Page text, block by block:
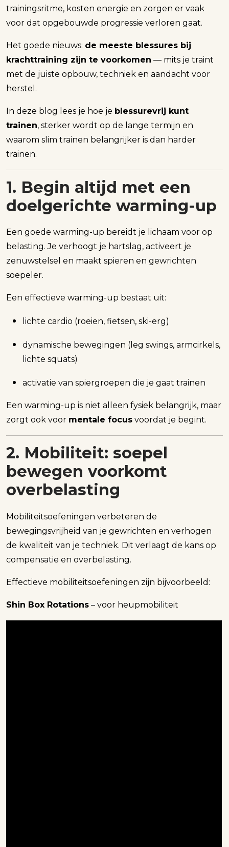
trainingsritme, kosten energie en zorgen er vaak
voor dat opgebouwde progressie verloren gaat.
Het goede nieuws: de meeste blessures bij
krachttraining zijn te voorkomen — mits je traint
met de juiste opbouw, techniek en aandacht voor
herstel.
In deze blog lees je hoe je blessurevrij kunt
trainen, sterker wordt op de lange termijn en
waarom slim trainen belangrijker is dan harder
trainen.
1. Begin altijd met een
doelgerichte warming-up
Een goede warming-up bereidt je lichaam voor op
belasting. Je verhoogt je hartslag, activeert je
zenuwstelsel en maakt spieren en gewrichten
soepeler.
Een effectieve warming-up bestaat uit:
lichte cardio (roeien, fietsen, ski-erg)
dynamische bewegingen (leg swings, armcirkels,
lichte squats)
activatie van spiergroepen die je gaat trainen
Een warming-up is niet alleen fysiek belangrijk, maar
zorgt ook voor mentale focus voordat je begint.
2. Mobiliteit: soepel
bewegen voorkomt
overbelasting
Mobiliteitsoefeningen verbeteren de
bewegingsvrijheid van je gewrichten en verhogen
de kwaliteit van je techniek. Dit verlaagt de kans op
compensatie en overbelasting.
Effectieve mobiliteitsoefeningen zijn bijvoorbeeld:
Shin Box Rotations – voor heupmobiliteit